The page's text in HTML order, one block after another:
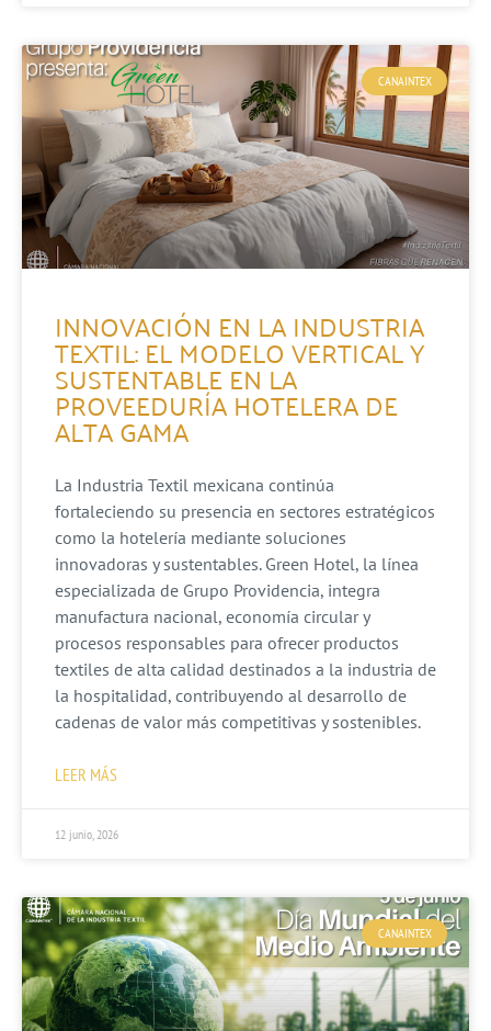
CANAINTEX
INNOVACIÓN EN LA INDUSTRIA
TEXTIL: EL MODELO VERTICAL Y
SUSTENTABLE EN LA
PROVEEDURÍA HOTELERA DE
ALTA GAMA
La Industria Textil mexicana continúa
fortaleciendo su presencia en sectores estratégicos
como la hotelería mediante soluciones
innovadoras y sustentables. Green Hotel, la línea
especializada de Grupo Providencia, integra
manufactura nacional, economía circular y
procesos responsables para ofrecer productos
textiles de alta calidad destinados a la industria de
la hospitalidad, contribuyendo al desarrollo de
cadenas de valor más competitivas y sostenibles.
LEER MÁS
12 junio, 2026
CANAINTEX